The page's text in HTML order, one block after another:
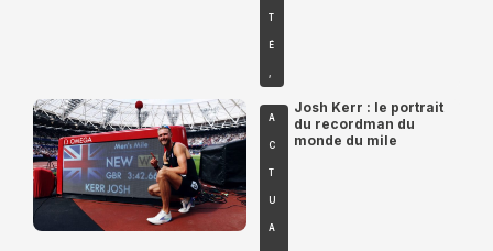
T
É
A
C
T
U
A
Josh Kerr : le portrait
du recordman du
monde du mile